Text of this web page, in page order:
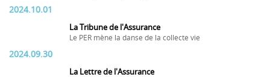
2024.10.01
La Tribune de l'Assurance
Le PER mène la danse de la collecte vie
2024.09.30
La Lettre de l'Assurance